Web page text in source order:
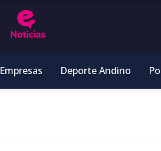
Empresas Deporte Andino